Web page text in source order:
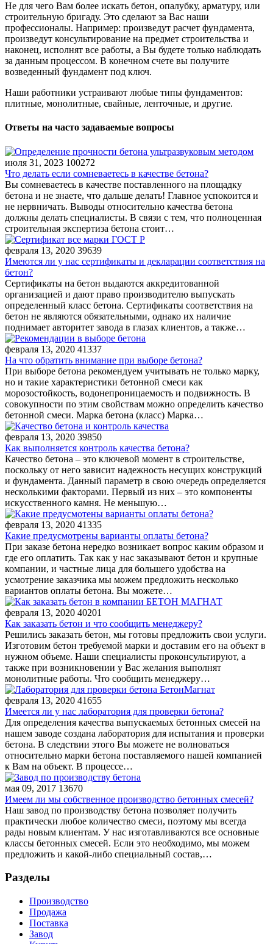
Не для чего Вам более искать бетон, опалубку, арматуру, или
строительную бригаду. Это сделают за Вас наши
профессионалы. Например: произведут расчет фундамента,
произведут консультирование на предмет строительства и
наконец, исполнят все работы, а Вы будете только наблюдать
за данным процессом. В конечном счете вы получите
возведенный фундамент под ключ.
Наши работники устраивают любые типы фундаментов:
плитные, монолитные, свайные, ленточные, и другие.
Ответы на часто задаваемые вопросы
июля 31, 2023 100272
Что делать если сомневаетесь в качестве бетона?
Вы сомневаетесь в качестве поставленного на площадку
бетона и не знаете, что дальше делать! Главное успокоится и
не нервничать. Выводы относительно качества бетона
должны делать специалисты. В связи с тем, что полноценная
строительная экспертиза бетона стоит…
февраля 13, 2020 39639
Имеются ли у нас сертификаты и декларации соответствия на
бетон?
Сертификаты на бетон выдаются аккредитованной
организацией и дают право производителю выпускать
определенный класс бетона. Сертификаты соответствия на
бетон не являются обязательными, однако их наличие
поднимает авторитет завода в глазах клиентов, а также…
февраля 13, 2020 41337
На что обратить внимание при выборе бетона?
При выборе бетона рекомендуем учитывать не только марку,
но и такие характеристики бетонной смеси как
морозостойкость, водонепроницаемость и подвижность. В
совокупности по этим свойствам можно определить качество
бетонной смеси. Марка бетона (класс) Марка…
февраля 13, 2020 39850
Как выполняется контроль качества бетона?
Качество бетона – это ключевой момент в строительстве,
поскольку от него зависит надежность несущих конструкций
и фундамента. Данный параметр в свою очередь определяется
несколькими факторами. Первый из них – это компоненты
искусственного камня. Не меньшую…
февраля 13, 2020 41335
Какие предусмотрены варианты оплаты бетона?
При заказе бетона нередко возникает вопрос каким образом и
где его оплатить. Так как у нас заказывают бетон и крупные
компании, и частные лица для большего удобства на
усмотрение заказчика мы можем предложить несколько
вариантов оплаты бетона. Вы можете…
февраля 13, 2020 40201
Как заказать бетон и что сообщить менеджеру?
Решились заказать бетон, мы готовы предложить свои услуги.
Изготовим бетон требуемой марки и доставим его на объект в
нужном объеме. Наши специалисты проконсультируют, а
также при возникновении у Вас желания выполнят
монолитные работы. Что сообщить менеджеру…
февраля 13, 2020 41655
Имеется ли у нас лаборатория для проверки бетона?
Для определения качества выпускаемых бетонных смесей на
нашем заводе создана лаборатория для испытания и проверки
бетона. В следствии этого Вы можете не волноваться
относительно марки бетона поставляемого нашей компанией
к Вам на объект. В процессе…
мая 09, 2017 13670
Имеем ли мы собственное производство бетонных смесей?
Наш завод по производству бетона позволяет получить
практически любое количество смеси, поэтому мы всегда
рады новым клиентам. У нас изготавливаются все основные
классы бетонных смесей. Если это необходимо, мы можем
предложить и какой-либо специальный состав,…
Разделы
Производство
Продажа
Поставка
Завод